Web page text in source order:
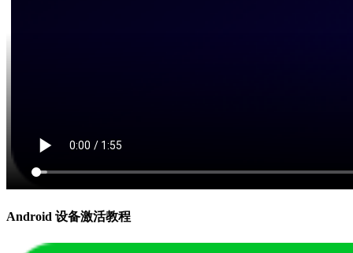
Android 设备激活教程